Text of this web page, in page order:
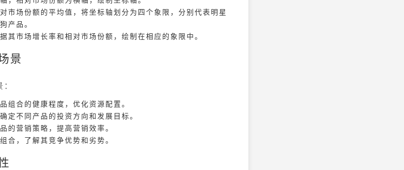
市场份额的平均值，将坐标轴划分为四个象限，分别代表明星
产品。
其市场增长率和相对市场份额，绘制在相应的象限中。
景
组合的健康程度，优化资源配置。
定不同产品的投资方向和发展目标。
的营销策略，提高营销效率。
合，了解其竞争优势和劣势。